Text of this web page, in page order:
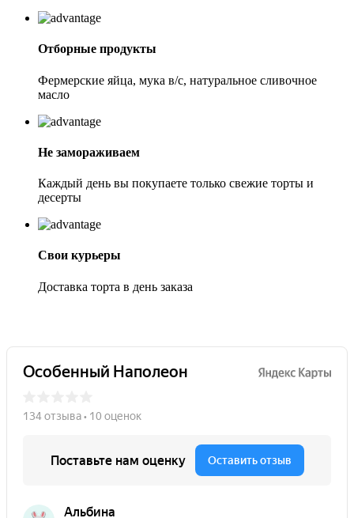
Отборные продукты
Фермерские яйца, мука в/с, натуральное сливочное
масло
Не замораживаем
Каждый день вы покупаете только свежие торты и
десерты
Свои курьеры
Доставка торта в день заказа